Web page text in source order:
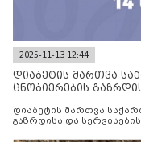
2025-11-13 12:44
დიაბეტის მართვა
ცნობიერების
დიაბეტის მართვა
გაზრდისა და